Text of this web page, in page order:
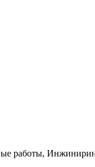
работы,